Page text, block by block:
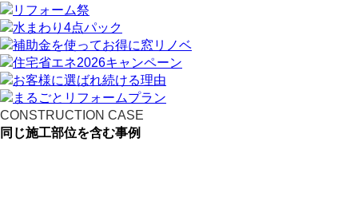
CONSTRUCTION CASE
同じ施工部位を含む事例